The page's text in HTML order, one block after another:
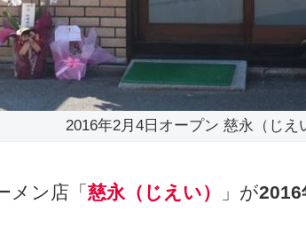
2016年2月4日オープン 慈永（じえ
メン店「 慈永（じえい） 」が2016